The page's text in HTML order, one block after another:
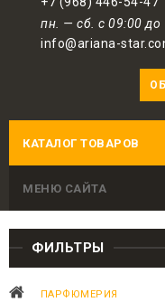
пн. — сб. с 09:00 до
info@ariana-
КАТАЛОГ ТОВАРОВ
МЕНЮ САЙТА
ФИЛЬТРЫ
ПАРФЮМЕРИЯ